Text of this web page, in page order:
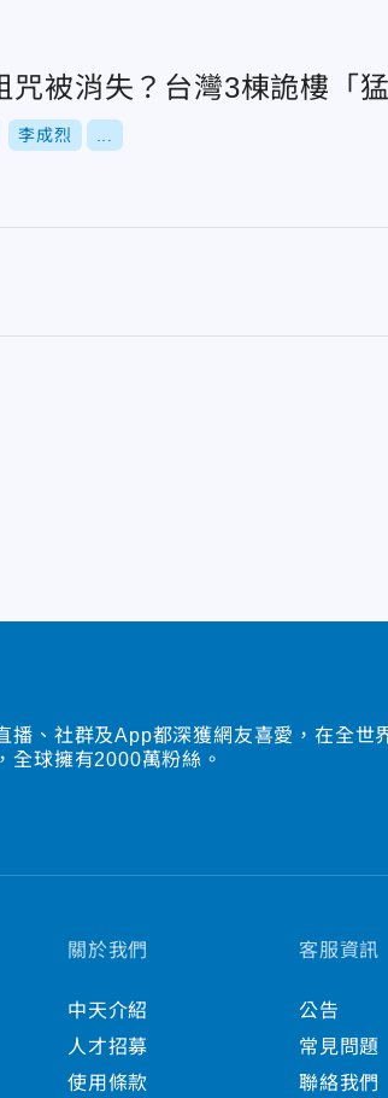
咒被消失？台灣3棟詭樓「
李成烈
播、社群及App都深獲網友喜愛，在全世
全球擁有2000萬粉絲。
關於我們
中天介紹
人才招募
使用條款
客服資訊
公告
常見問題
聯絡我們